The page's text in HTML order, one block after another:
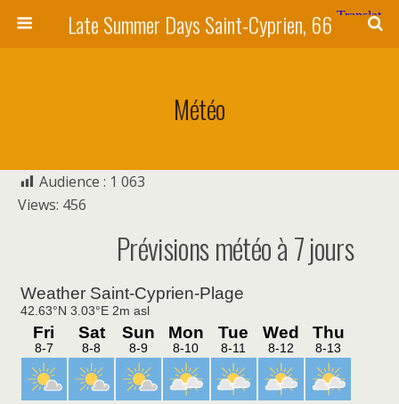
Late Summer Days Saint-Cyprien, 66
Météo
Audience : 1 063
Views: 456
Prévisions météo à 7 jours